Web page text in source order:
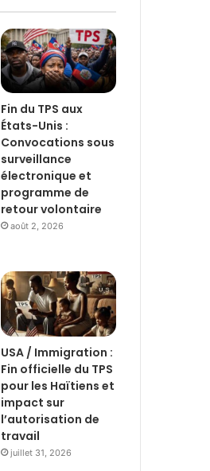
Fin du TPS aux
États-Unis :
Convocations sous
surveillance
électronique et
programme de
retour volontaire
août 2, 2026
USA / Immigration :
Fin officielle du TPS
pour les Haïtiens et
impact sur
l’autorisation de
travail
juillet 31, 2026